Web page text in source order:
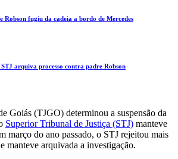
Robson fugiu da cadeia a bordo de Mercedes
arquiva processo contra padre Robson
Goiás (TJGO) determinou a suspensão da
Superior Tribunal de Justiça (STJ) manteve
março do ano passado, o STJ rejeitou mais
manteve arquivada a investigação.